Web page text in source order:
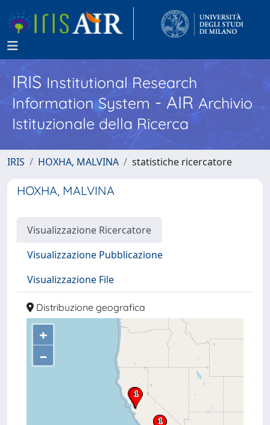
IRISInstitutional Research
Information System - AIR Archivio
Istituzionale della Ricerca
IRIS HOXHA, MALVINA statistiche ricercatore
HOXHA, MALVINA
Visualizzazione Ricercatore
Visualizzazione Pubblicazione
Visualizzazione File
Distribuzione geografica
+
–